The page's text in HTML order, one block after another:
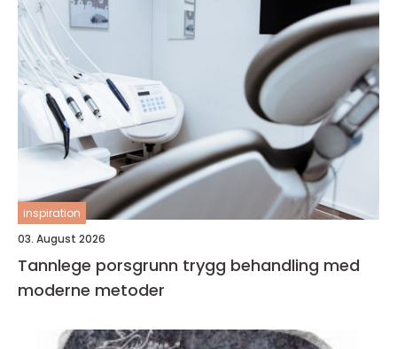
inspiration
03. August 2026
Tannlege porsgrunn trygg behandling med
moderne metoder